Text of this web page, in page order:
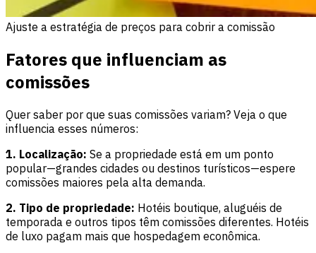
Ajuste a estratégia de preços para cobrir a comissão
Fatores que influenciam as
comissões
Quer saber por que suas comissões variam? Veja o que
influencia esses números:
1. Localização: Se a propriedade está em um ponto
popular—grandes cidades ou destinos turísticos—espere
comissões maiores pela alta demanda.
2. Tipo de propriedade: Hotéis boutique, aluguéis de
temporada e outros tipos têm comissões diferentes. Hotéis
de luxo pagam mais que hospedagem econômica.